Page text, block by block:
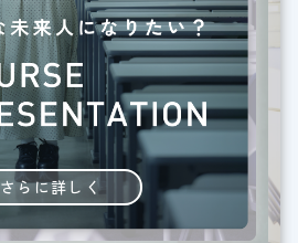
さらに詳しく